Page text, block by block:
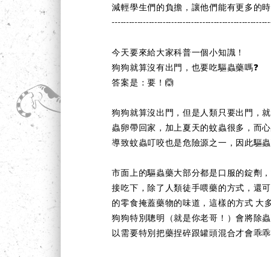
減輕學生們的負擔，讓他們能有更多的時
今天要來給大家科普一個小知識！
狗狗就算沒有出門，也要吃驅蟲藥嗎❓
答案是：要！🙆
狗狗就算沒出門，但是人類只要出門，
蟲卵帶回家，加上夏天的蚊蟲很多，而
導致蚊蟲叮咬也是危險源之一，因此驅蟲
市面上的驅蟲藥大部分都是口服的錠劑
接吃下，除了人類徒手喂藥的方式，還
的零食掩蓋藥物的味道，這樣的方式 大
狗狗特別聰明（就是你老哥！）會將除
以需要特別把藥捏碎跟罐頭混合才會乖乖